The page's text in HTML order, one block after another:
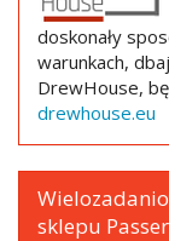
doskonały
warunkach,
DrewHouse,
drewhouse.eu
sklepu